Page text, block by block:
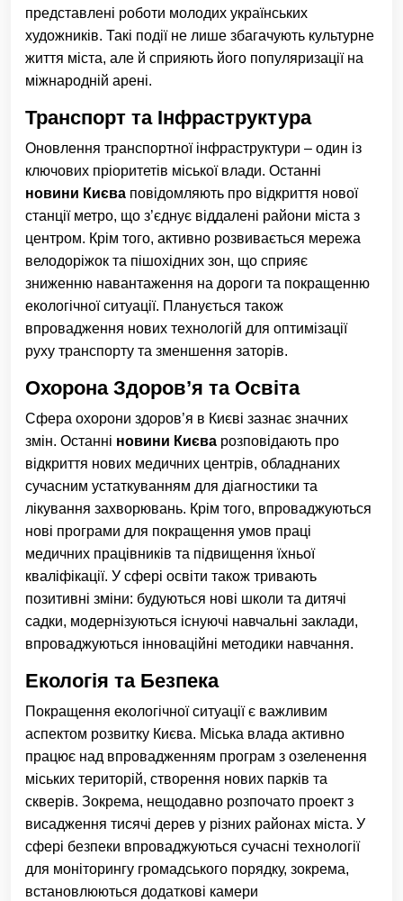
представлені роботи молодих українських
художників. Такі події не лише збагачують культурне
життя міста, але й сприяють його популяризації на
міжнародній арені.
Транспорт та Інфраструктура
Оновлення транспортної інфраструктури – один із
ключових пріоритетів міської влади. Останні
новини Києва повідомляють про відкриття нової
станції метро, що з’єднує віддалені райони міста з
центром. Крім того, активно розвивається мережа
велодоріжок та пішохідних зон, що сприяє
зниженню навантаження на дороги та покращенню
екологічної ситуації. Планується також
впровадження нових технологій для оптимізації
руху транспорту та зменшення заторів.
Охорона Здоров’я та Освіта
Сфера охорони здоров’я в Києві зазнає значних
змін. Останні новини Києва розповідають про
відкриття нових медичних центрів, обладнаних
сучасним устаткуванням для діагностики та
лікування захворювань. Крім того, впроваджуються
нові програми для покращення умов праці
медичних працівників та підвищення їхньої
кваліфікації. У сфері освіти також тривають
позитивні зміни: будуються нові школи та дитячі
садки, модернізуються існуючі навчальні заклади,
впроваджуються інноваційні методики навчання.
Екологія та Безпека
Покращення екологічної ситуації є важливим
аспектом розвитку Києва. Міська влада активно
працює над впровадженням програм з озеленення
міських територій, створення нових парків та
скверів. Зокрема, нещодавно розпочато проект з
висадження тисячі дерев у різних районах міста. У
сфері безпеки впроваджуються сучасні технології
для моніторингу громадського порядку, зокрема,
встановлюються додаткові камери